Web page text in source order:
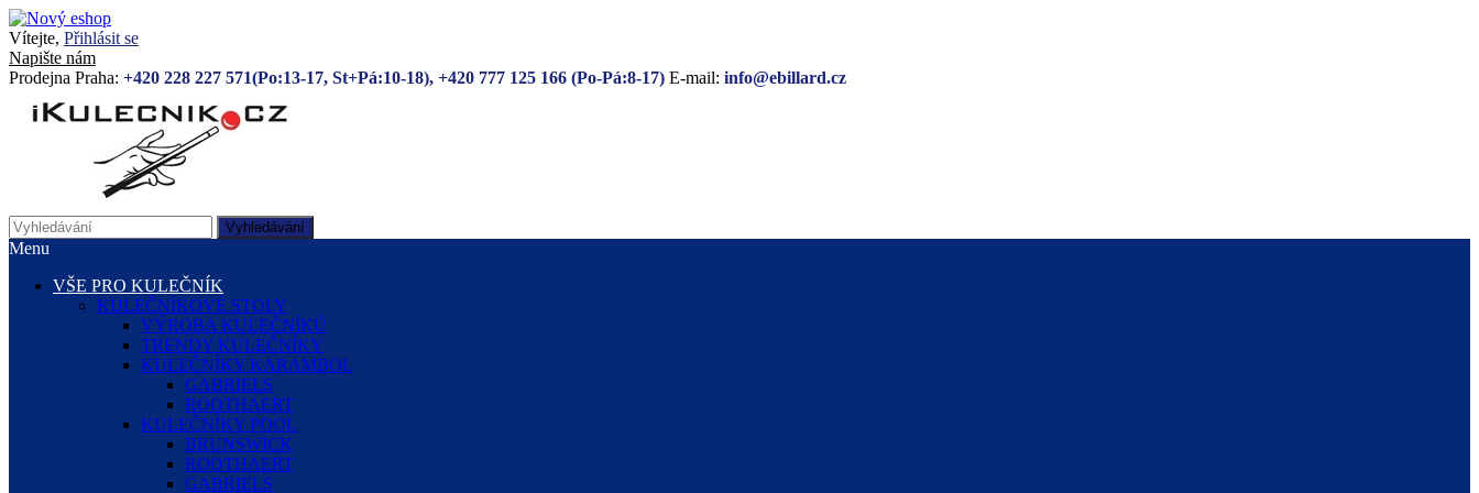
Vítejte, Přihlásit se
Napište nám
Prodejna Praha: +420 228 227 571(Po:13-17, St+Pá:10-18), +420 777 125 166 (Po-Pá:8-17) E-mail: info@ebillard.cz
Vyhledávání
Menu
VŠE PRO KULEČNÍK
KULEČNÍKOVÉ STOLY
VÝROBA KULEČNÍKŮ
TRENDY KULEČNÍKY
KULEČNÍKY KARAMBOL
GABRIELS
ROOTHAERT
KULEČNÍKY POOL
BRUNSWICK
ROOTHAERT
GABRIELS